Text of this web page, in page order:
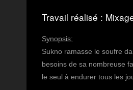
Travail réalisé :
Synopsis:
Sukno ramasse le soufre
besoins de sa nombreuse
le seul à endurer tous les